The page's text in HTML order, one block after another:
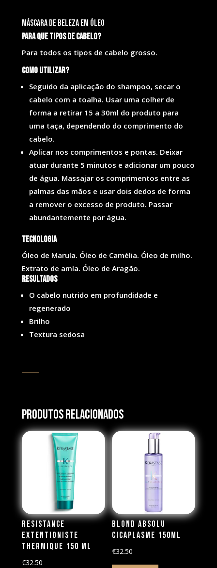
Máscara de beleza em óleo
Para que tipos de cabelo?
Para todos os tipos de cabelo grosso.
Como utilizar?
Seguido da aplicação do shampoo, secar o
cabelo com a toalha. Usar uma colher de
forma a retirar 15 a 30ml do produto para
uma taça, dependendo do comprimento do
cabelo.
Aplicar nos comprimentos e pontas. Deixar
atuar durante 5 minutos e adicionar um pouco
de água. Massajar os comprimentos entre as
palmas das mãos e usar dois dedos de forma
a remover o excesso de produto. Passar
abundantemente por água.
Tecnologia
Óleo de Marula. Óleo de Camélia. Óleo de milho.
Extrato de amla. Óleo de Aragão.
Resultados
O cabelo nutrido em profundidade e
regenerado
Brilho
Textura sedosa
Produtos Relacionados
Resistance
Extentioniste
Thermique 150 ml
€32.50
Blond Absolu
Cicaplasme 150ml
€32.50